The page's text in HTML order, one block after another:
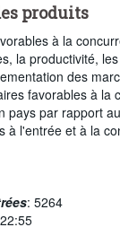
produits
à la
la productivité,
des
favorables à la
pays par rapport
à l'entrée et à la
: 5264